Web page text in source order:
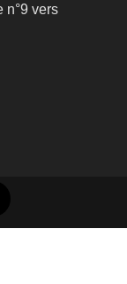
n°9 vers